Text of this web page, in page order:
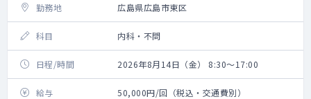
勤務地 広島県広島市東区
科目 内科・不問
日程/時間 2026年8月14日（金） 8:30～17:00
給与 50,000円/回（税込・交通費別）